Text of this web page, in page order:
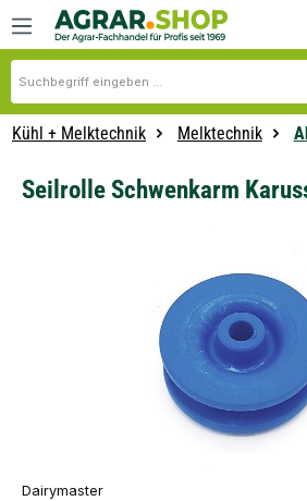
springen
Kühl + Melktechnik Melktechnik
Seilrolle Schwenkarm
Dairymaster